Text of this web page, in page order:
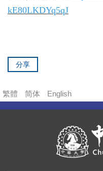
kE80LKDYq5qJ
分享
繁體 简体 English